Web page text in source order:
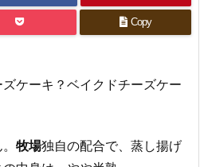
Copy
ズケーキ？ベイクドチーズケー
牧場独自の配合で、蒸し揚げ